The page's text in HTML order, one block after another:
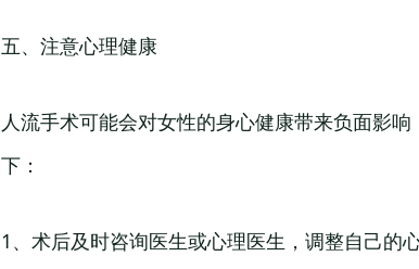
五、注意心理健康
人流手术可能会对女性的身心健康带来负面影
下：
1、术后及时咨询医生或心理医生，调整自己的心